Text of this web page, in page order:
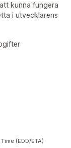
kunna fungera
i utvecklarens
(EDD/ETA)